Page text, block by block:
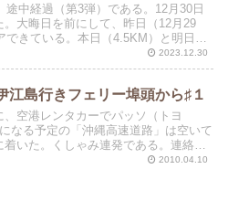
中経過（第3弾）である。12月30日
大晦日を前にして、昨日（12月29
できている。本日（4.5KM）と明日
2023.12.30
江島行きフェリー埠頭から♯１
空港レンタカーでパッソ（トヨ
なる予定の「沖縄高速道路」は空いて
いた。くしゃみ連発である。連絡船
2010.04.10